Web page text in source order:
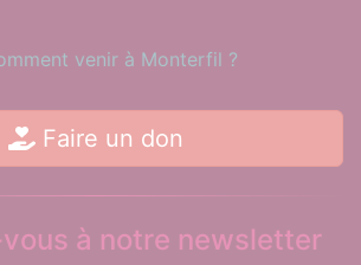
venir à Monterfil ?
Faire un don
à notre newsletter